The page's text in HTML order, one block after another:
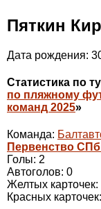
Пяткин
Дата рождения:
Статистика по
по пляжному
команд 2025»
Команда:
Первенство СПб
Голы: 2
Автоголов: 0
Желтых карточек:
Красных